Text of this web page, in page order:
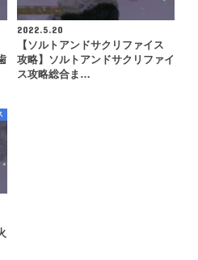
2022.5.20
【ソルトアンドサクリファイス
攻略】ソルトアンドサクリファイ
ス攻略総合ま…